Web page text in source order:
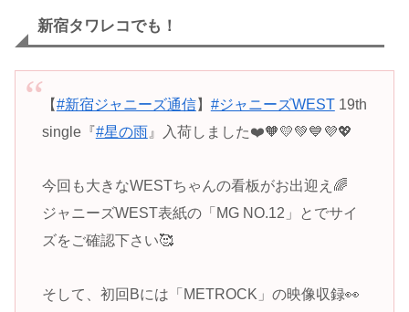
新宿タワレコでも！
【#新宿ジャニーズ通信】 #ジャニーズWEST19th
single『#星の雨』入荷しました❤️🧡💛💚💙💜💖
今回も大きなWESTちゃんの看板がお出迎え🌈
ジャニーズWEST表紙の「MG NO.12」とでサイ
ズをご確認下さい🥰
そして、初回Bには「METROCK」の映像収録👀